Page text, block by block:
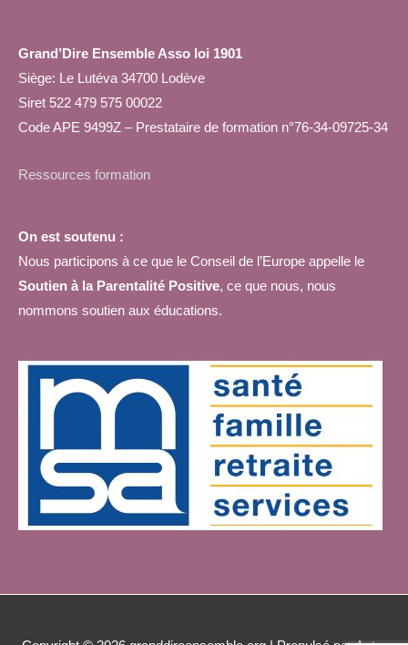
Grand’Dire Ensemble Asso loi 1901
Siège: Le Lutéva 34700 Lodève
Siret 522 479 575 00022
Code APE 9499Z – Prestataire de formation n°76-34-09725-34
Ressources formation
On est soutenu :
Nous participons à ce que le Conseil de l’Europe appelle le
Soutien à la Parentalité Positive, ce que nous, nous
nommons soutien aux éducations.